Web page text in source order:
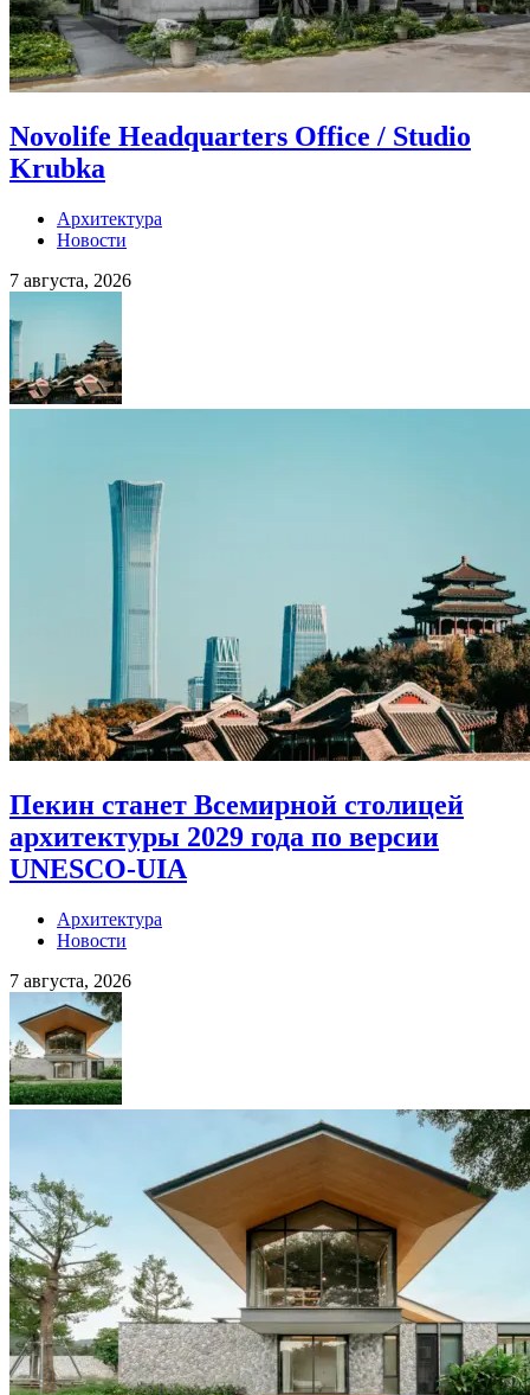
Novolife Headquarters Office / Studio
Krubka
Архитектура
Новости
7 августа, 2026
Пекин станет Всемирной столицей
архитектуры 2029 года по версии
UNESCO-UIA
Архитектура
Новости
7 августа, 2026